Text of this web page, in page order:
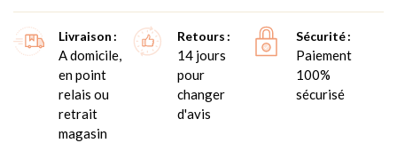
Livraison
A domicile,
en point
relais ou
retrait
magasin
Retours
14 jours
pour
changer
d'avis
Sécurité
Paiement
100%
sécurisé